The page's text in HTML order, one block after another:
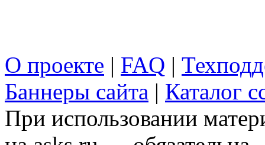
О проекте | FAQ |
Баннеры сайта | Каталог
При использовании